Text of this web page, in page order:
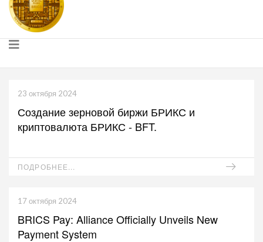
23 октября 2024
Создание зерновой биржи БРИКС и
криптовалюта БРИКС - BFT.
ПОДРОБНЕЕ...
17 октября 2024
BRICS Pay: Alliance Officially Unveils New
Payment System